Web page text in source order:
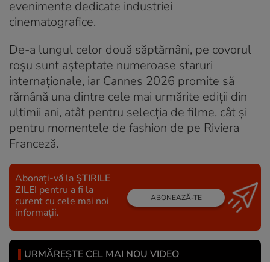
evenimente dedicate industriei
cinematografice.
De-a lungul celor două săptămâni, pe covorul
roșu sunt așteptate numeroase staruri
internaționale, iar Cannes 2026 promite să
rămână una dintre cele mai urmărite ediții din
ultimii ani, atât pentru selecția de filme, cât și
pentru momentele de fashion de pe Riviera
Franceză.
Abonați-vă la ȘTIRILE
ZILEI pentru a fi la
curent cu cele mai noi
informații.
ABONEAZĂ-TE
URMĂREȘTE CEL MAI NOU VIDEO